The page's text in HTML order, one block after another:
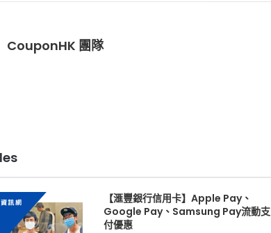
CouponHK 團隊
【滙豐銀行信用卡】Apple Pay、
Google Pay、Samsung Pay流動支
付優惠